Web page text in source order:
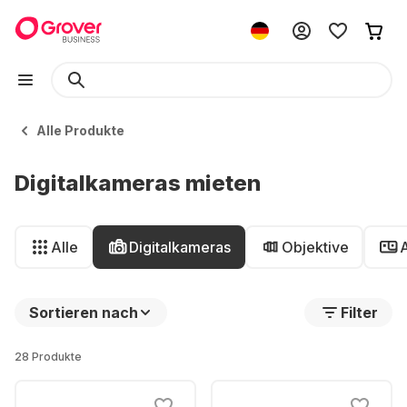
Alle Produkte
Digitalkameras mieten
Alle Digitalkameras Objektive
Sortieren nach Filter
28 Produkte